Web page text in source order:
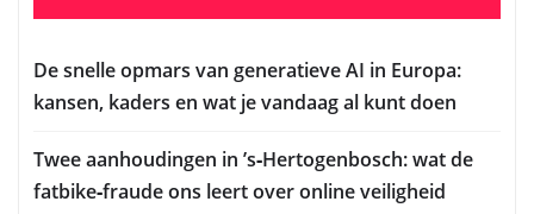
De snelle opmars van generatieve AI in Europa:
kansen, kaders en wat je vandaag al kunt doen
Twee aanhoudingen in ’s‑Hertogenbosch: wat de
fatbike‑fraude ons leert over online veiligheid